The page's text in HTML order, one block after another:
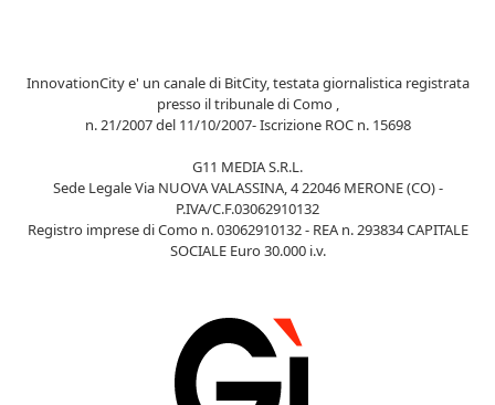
InnovationCity e' un canale di BitCity, testata giornalistica registrata
presso il tribunale di Como ,
n. 21/2007 del 11/10/2007- Iscrizione ROC n. 15698
G11 MEDIA S.R.L.
Sede Legale Via NUOVA VALASSINA, 4 22046 MERONE (CO) -
P.IVA/C.F.03062910132
Registro imprese di Como n. 03062910132 - REA n. 293834 CAPITALE
SOCIALE Euro 30.000 i.v.